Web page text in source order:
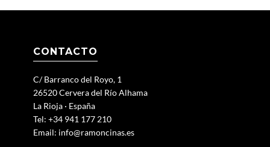
CONTACTO
C/ Barranco del Royo, 1
26520 Cervera del Río Alhama
La Rioja · España
Tel: +34 941 177 210
Email: info@ramoncinas.es